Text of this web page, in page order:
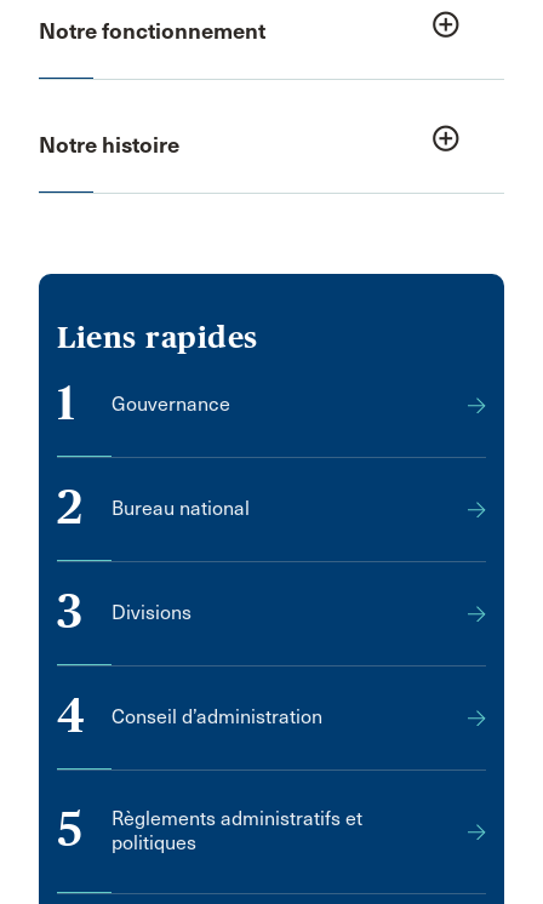
Notre fonctionnement add_circle_outline
Notre histoire add_circle_outline
Liens rapides
1 Gouvernance
2 Bureau national
3 Divisions
4 Conseil d’administration
5
Règlements administratifs et
politiques